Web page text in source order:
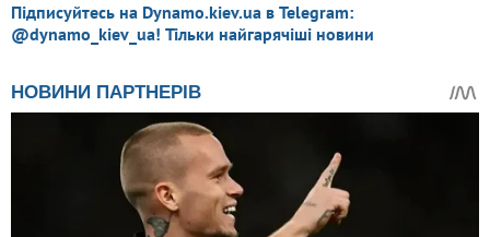
Підписуйтесь на Dynamo.kiev.ua в Telegram:
@dynamo_kiev_ua! Тільки найгарячіші новини